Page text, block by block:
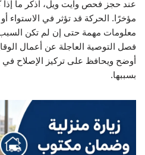
عند حجز فحص وايت ويل، اذكر ما إذا
مؤخرًا. الحركة قد تؤثر في الاستواء
معلومات مهمة حتى إن لم تكن السبب
فصل التوصية العاجلة عن أعمال
أوضح ويحافظ على تركيز الإصلاح في
بسببها.